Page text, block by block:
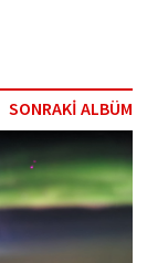
SONRAKİ ALBÜM